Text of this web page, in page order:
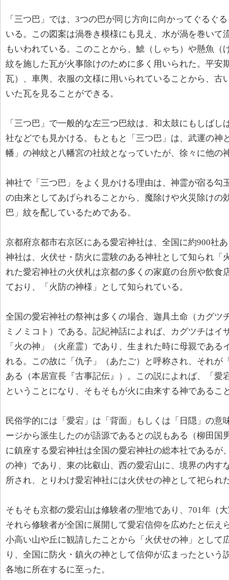
「三つ巴」では、3つの巴が同じ方向に向かってぐるぐ
いる。この図案は渦巻き模様にも見え、水が渦を巻いて
もいわれている。このことから、鯱（しゃち）や懸魚（
紋を施した瓦が火事除けのために多く用いられた。平安
瓦）、車輿、衣服の文様に用いられていることから、古
いた瓦を見ることができる。
「三つ巴」で一般的な左三つ巴紋は、和太鼓にもしば
社などでも見かける。もともと「三つ巴」は、武運の神
幡」の神紋と八幡宮の社紋となっていたが、徐々に他の
神社で「三つ巴」をよく見かける理由は、神霊が宿る勾
の由来としてあげられることから、魔除けや火災除けの
巴」紋を配しているためである。
京都府京都市右京区にある愛宕神社は、全国に約900社
神社は、火伏せ・防火に霊験のある神社として知られ「
れた愛宕神社の火伏札は京都の多くの家庭の台所や飲食
ており、「火防の神様」として知られている。
全国の愛宕神社の祭神は多くの場合、迦具土命（カグツ
ミノミコト）である。記紀神話によれば、カグツチはイ
「火の神」（火産霊）であり、生まれた時に母親であ
れる。この故に「仇子」（あたご）と呼称され、それが
ある（本居宣長『古事記伝』）。この説によれば、「愛
ということになり、そもそもが火に由来する神であるこ
民俗学的には「愛宕」は「背面」もしくは「日隠」の意
ージから派生したのが語源であるとの説もある（柳田国
に鎮座する愛宕神社は全国の愛宕神社の総本社であるが
の神）であり、東の比叡山、西の愛宕山に、境界の内す
所され、とりわけ愛宕神社には火伏せの神として祀られ
そもそも京都の愛宕山は修験者の聖地であり、701年（
それら修験者が全国に展開して愛宕信仰を広めたと伝え
小高い山や丘に観請したことから「火伏せの神」として
り、全国に防火・鎮火の神として信仰が広まったという
各地に所在するに至った。